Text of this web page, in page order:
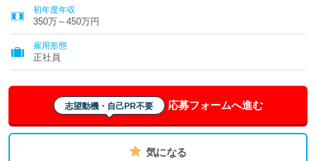
初年度年収
350万～450万円
雇用形態
正社員
志望動機・自己PR不要 応募フォームへ進む
気になる